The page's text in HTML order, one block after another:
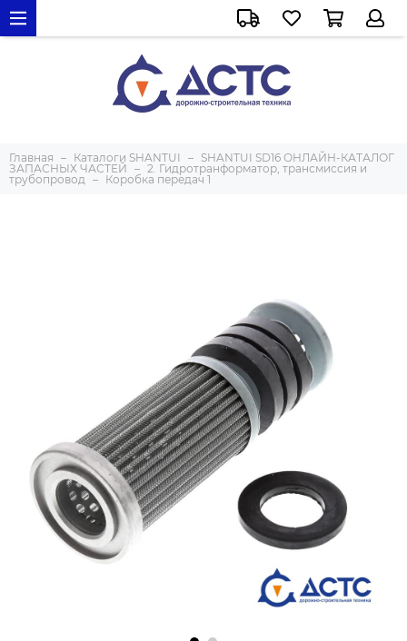
Главная Каталоги SHANTUI
SHANTUI SD16 ОНЛАЙН-КАТАЛОГ
ЗАПАСНЫХ ЧАСТЕЙ
2. Гидротранформатор, трансмиссия и
трубопровод
Коробка передач 1